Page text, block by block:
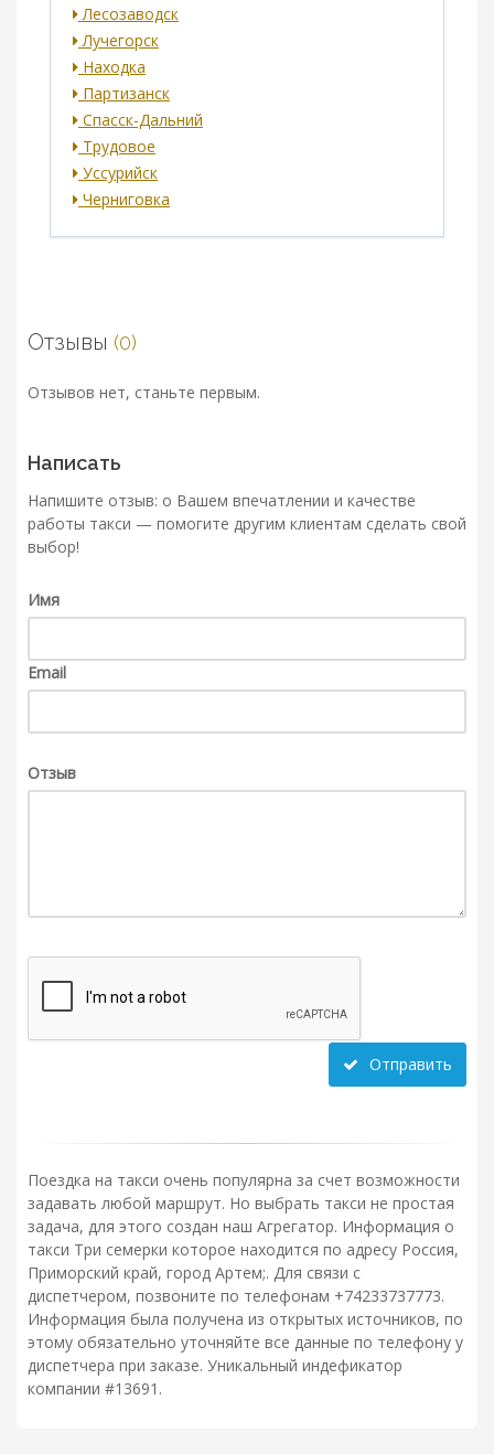
Лесозаводск
Лучегорск
Находка
Партизанск
Спасск-Дальний
Трудовое
Уссурийск
Черниговка
Отзывы (0)
Отзывов нет, станьте первым.
Написать
Напишите отзыв: о Вашем впечатлении и качестве
работы такси — помогите другим клиентам сделать свой
выбор!
Имя
Email
Отзыв
Отправить
Поездка на такси очень популярна за счет возможности
задавать любой маршрут. Но выбрать такси не простая
задача, для этого создан наш Агрегатор. Информация о
такси Три семерки которое находится по адресу Россия,
Приморский край, город Артем;. Для связи с
диспетчером, позвоните по телефонам +74233737773.
Информация была получена из открытых источников, по
этому обязательно уточняйте все данные по телефону у
диспетчера при заказе. Уникальный индефикатор
компании #13691.